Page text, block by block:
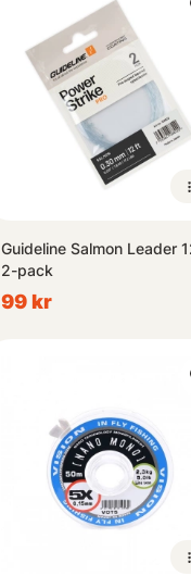
Guideline Salmon Leader
2-pack
99 kr